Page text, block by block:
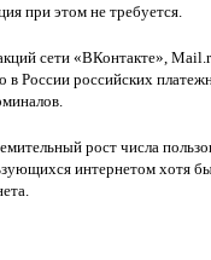
при этом не требуется.
сети «ВКонтакте»,
в России российских
рост числа
интернетом хотя